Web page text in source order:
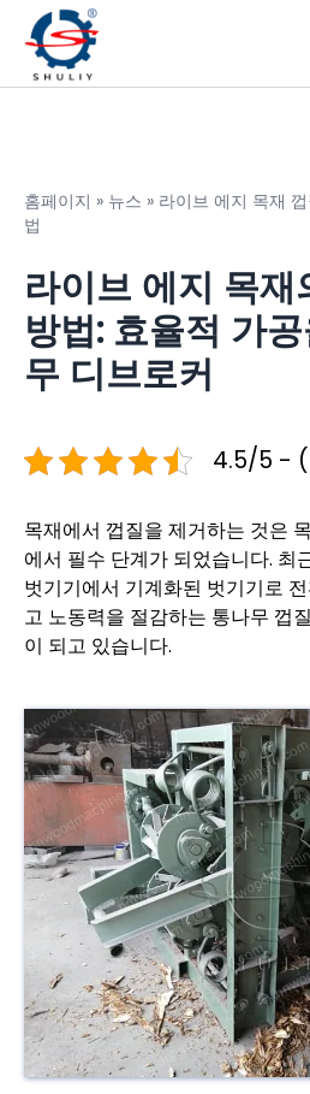
홈페이지 » 뉴스 » 라이브 에지 목재
법
라이브 에지 목재
방법: 효율적 가
무 디브로커
4.5/5 -
목재에서 껍질을 제거하는 것은
에서 필수 단계가 되었습니다. 최
벗기기에서 기계화된 벗기기로
고 노동력을 절감하는 통나무 껍
이 되고 있습니다.